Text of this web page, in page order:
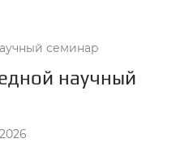
семинар
научный